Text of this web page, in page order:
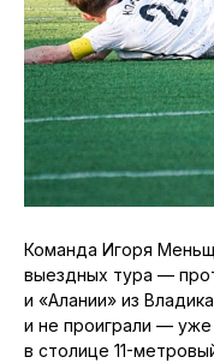
Команда Игоря
выездных тура —
и «Алании» из
и не проиграли —
в столице 11-